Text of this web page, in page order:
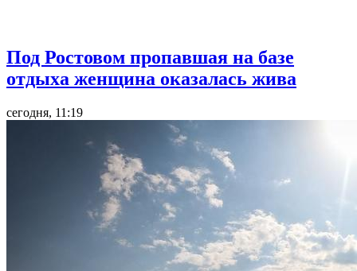
Под Ростовом пропавшая на базе
отдыха женщина оказалась жива
сегодня, 11:19